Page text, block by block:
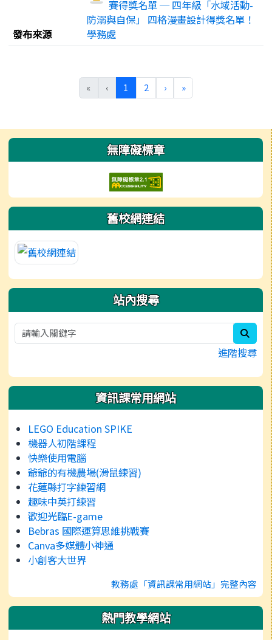
賽得獎名單 ─ 四年級「水域活動-
防溺與自保」 四格漫畫設計得獎名單！
發布來源
學務處
« ‹ 1 (目前頁次)
2 ›下一頁
»最後頁
左邊區域內容 無障礙標章
舊校網連結
站內搜尋
進階搜尋
資訊課常用網站
LEGO Education SPIKE
機器人初階課程
快樂使用電腦
爺爺的有機農場(滑鼠練習)
花蓮縣打字練習網
趣味中英打練習
歡迎光臨E-game
Bebras 國際運算思維挑戰賽
Canva多媒體小神通
小創客大世界
教務處「資訊課常用網站」完整內容
熱門教學網站